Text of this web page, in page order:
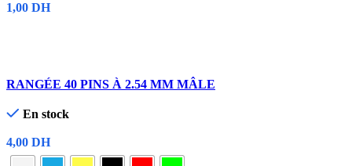
1,00 DH
Aperçu rapide
Ajouter à la liste de souhaits
RANGÉE 40 PINS À 2.54 MM MÂLE
En stock
4,00 DH